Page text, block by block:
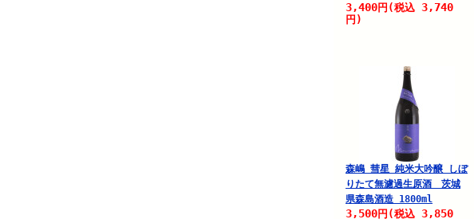
3,400円 (税込 3,740
円)
森嶋 彗星 純米大吟醸 しぼ
りたて無濾過生原酒 茨城
県森島酒造 1800ml
3,500円 (税込 3,850